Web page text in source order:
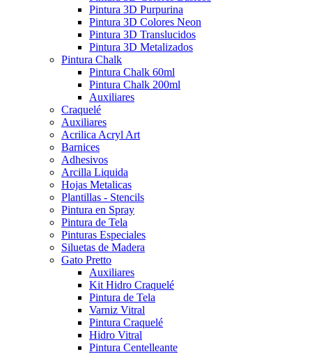
Pintura 3D Purpurina
Pintura 3D Colores Neon
Pintura 3D Translucidos
Pintura 3D Metalizados
Pintura Chalk
Pintura Chalk 60ml
Pintura Chalk 200ml
Auxiliares
Craquelé
Auxiliares
Acrilica Acryl Art
Barnices
Adhesivos
Arcilla Liquida
Hojas Metalicas
Plantillas - Stencils
Pintura en Spray
Pintura de Tela
Pinturas Especiales
Siluetas de Madera
Gato Pretto
Auxiliares
Kit Hidro Craquelé
Pintura de Tela
Varniz Vitral
Pintura Craquelé
Hidro Vitral
Pintura Centelleante